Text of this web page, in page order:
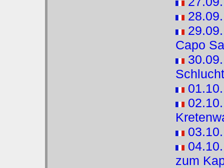
Capo
Schlucht
zum